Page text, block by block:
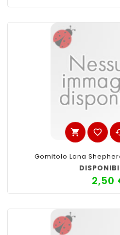
shopping_cart favorite_border
Gomitolo Lana
2,50